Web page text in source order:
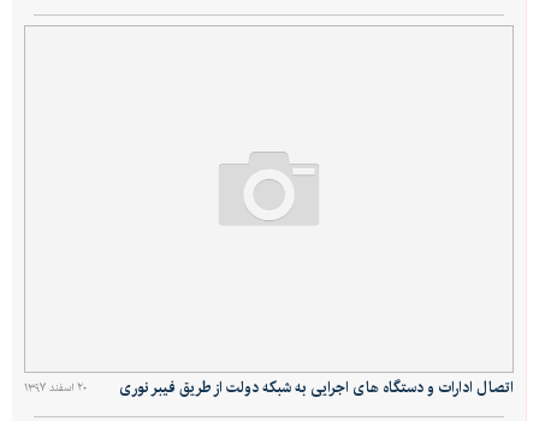
۲۰ اسفند ۱۳۹۷ اتصال ادارات و دستگاه های اجرایی به شبکه دولت از طریق فیبر نوری